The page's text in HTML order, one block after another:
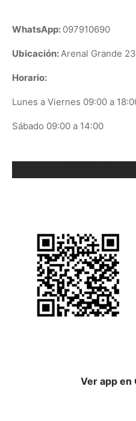
WhatsApp: 097910690
Ubicación:Arenal Grande
Horario:
Lunes a Viernes 09:00 a
Sábado 09:00 a 14:00
Ver app en